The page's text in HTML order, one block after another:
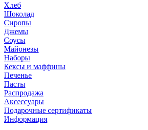
Хлеб
Шоколад
Сиропы
Джемы
Соусы
Майонезы
Наборы
Кексы и маффины
Печенье
Пасты
Распродажа
Аксессуары
Подарочные сертификаты
Информация